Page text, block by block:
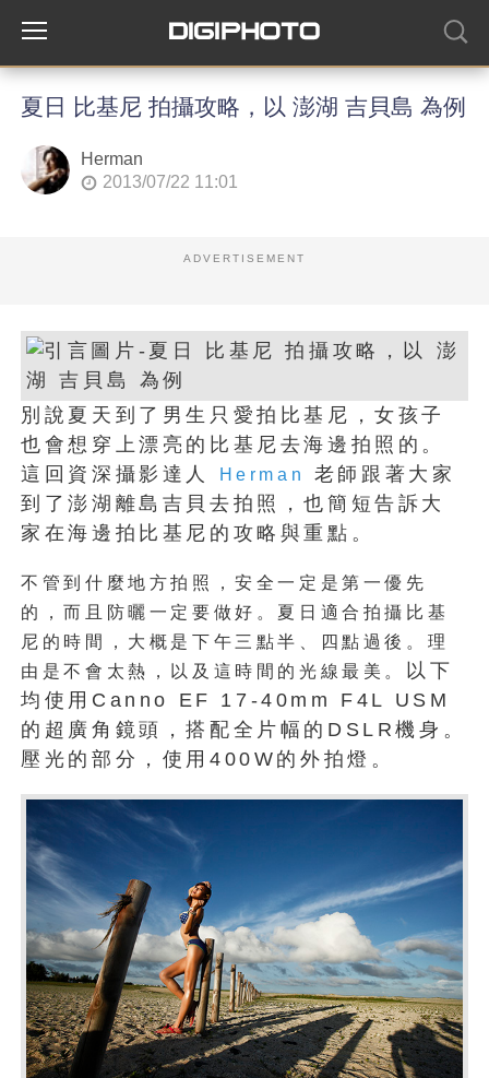
夏日 比基尼 拍攝攻略，以 澎湖 吉貝島 為例
Herman
2013/07/22 11:01
ADVERTISEMENT
別說夏天到了男生只愛拍比基尼，女孩子
也會想穿上漂亮的比基尼去海邊拍照的。
這回資深攝影達人
Herman
老師跟著大家
到了澎湖離島吉貝去拍照，也簡短告訴大
家在海邊拍比基尼的攻略與重點。
不管到什麼地方拍照，安全一定是第一優先
的，而且防曬一定要做好。夏日適合拍攝比基
尼的時間，大概是下午三點半、四點過後。理
由是不會太熱，以及這時間的光線最美。
以下
均使用Canno EF 17-40mm F4L USM
的超廣角鏡頭，搭配全片幅的DSLR機身。
壓光的部分，使用400W的外拍燈。